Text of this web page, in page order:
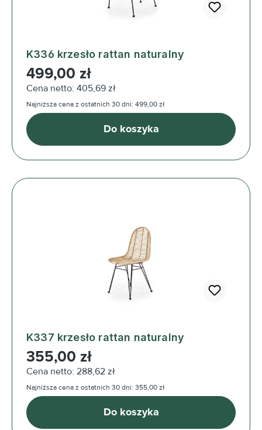
K336 krzesło rattan naturalny
Cena regularna:
499,00 zł
Cena netto: 405,69 zł
Najniższa cena z ostatnich 30 dni: 499,00 zł
Do koszyka
K337 krzesło rattan naturalny
Cena regularna:
355,00 zł
Cena netto: 288,62 zł
Najniższa cena z ostatnich 30 dni: 355,00 zł
Do koszyka